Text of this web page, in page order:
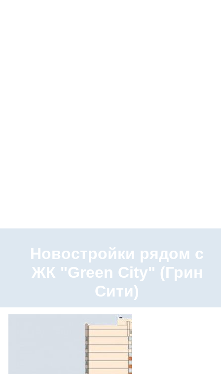
Новостройки рядом с
ЖК "Green City" (Грин
Сити)